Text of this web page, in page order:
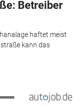
Betreiber
haftet meist
kann das